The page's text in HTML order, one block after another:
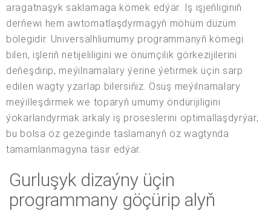
aragatnaşyk saklamaga kömek edýär. Iş işjeňliginiň
derňewi hem awtomatlaşdyrmagyň möhüm düzüm
bölegidir. Universalhliumumy programmanyň kömegi
bilen, işleriň netijeliligini we önümçilik görkezijilerini
deňeşdirip, meýilnamalary ýerine ýetirmek üçin sarp
edilen wagty yzarlap bilersiňiz. Ösüş meýilnamalary
meýilleşdirmek we toparyň umumy öndürijiligini
ýokarlandyrmak arkaly iş proseslerini optimallaşdyrýar,
bu bolsa öz gezeginde taslamanyň öz wagtynda
tamamlanmagyna täsir edýär.
Gurluşyk dizaýny üçin
programmany göçürip alyň